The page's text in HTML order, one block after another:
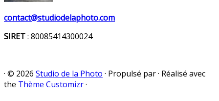
contact@studiodelaphoto.com
SIRET: 80085414300024
· © 2026 Studio de la Photo · Propulsé par· Réalisé avec
the Thème Customizr·